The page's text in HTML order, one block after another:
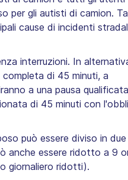
per gli autisti di camion.
cause di incidenti
interruzioni. In
completa di 45 minuti, a
a una pausa
di 45 minuti con
può essere diviso in due
anche essere ridotto a 9
giornaliero ridotti).